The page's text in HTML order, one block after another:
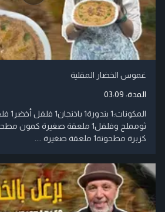
غموس الخضار المقلية
المدة: 03:09
كزبرة مطحونة​1 ملعقة صغيرة ....